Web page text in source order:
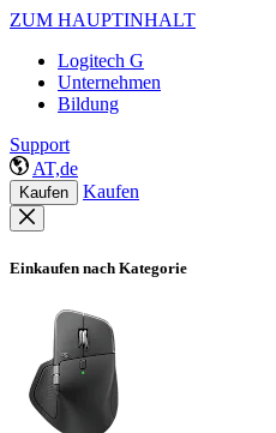
ZUM HAUPTINHALT
Logitech G
Unternehmen
Bildung
Support
AT,de
Kaufen Kaufen
Einkaufen nach Kategorie